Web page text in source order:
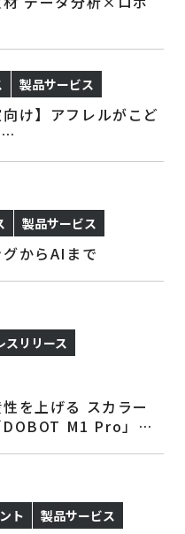
製品サービス
け】アフレルがこど
製品サービス
からAIまで
スリリース
を上げる スカラー
M1 Pro」の
ト 製品サービス